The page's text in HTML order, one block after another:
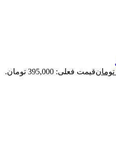
تومانقیمت فعلی: 395,000 تومان.